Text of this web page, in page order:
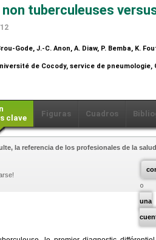
tuberculeuses
Gode, J.-C. Anon, A. Diaw, P. Bemba, K.
de Cocody, service de pneumologie,
clave
Figuras Cuadros
una
la referencia de los profesionales de la